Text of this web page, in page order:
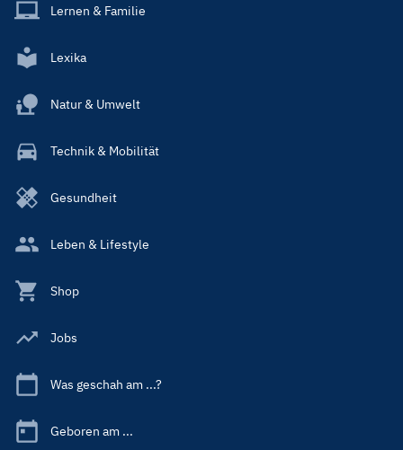
Lernen & Familie
Lexika
Natur & Umwelt
Technik & Mobilität
Gesundheit
Leben & Lifestyle
Shop
Jobs
Was geschah am ...?
Geboren am ...